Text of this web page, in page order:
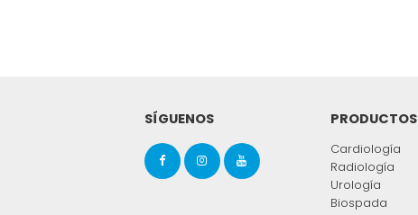
SÍGUENOS PRODUCTOS
Cardiología
Radiología
Urología
Biospada